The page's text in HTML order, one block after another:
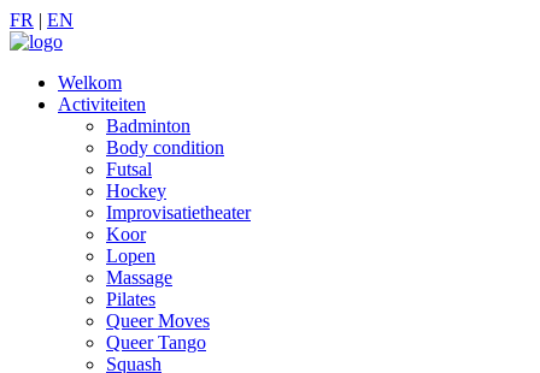
FR | EN
Welkom
Activiteiten
Badminton
Body condition
Futsal
Hockey
Improvisatietheater
Koor
Lopen
Massage
Pilates
Queer Moves
Queer Tango
Squash